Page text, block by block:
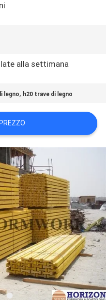
alla settimana
legno, h20 trave di legno